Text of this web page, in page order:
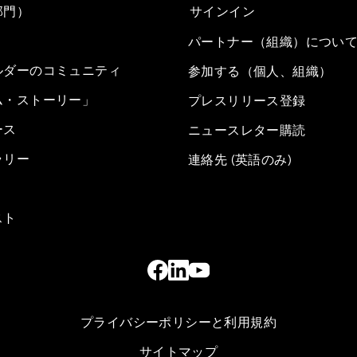
）
ーのコミュニティ
ストーリー」
リー
サインイン
パートナー（組織）につい
参加する（個人、組織）
プレスリリース登録
ニュースレター購読
連絡先 (英語のみ)
プライバシーポリシーと利用規約
サイトマップ